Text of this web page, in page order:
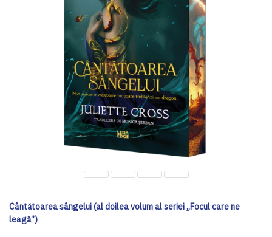
Cântătoarea sângelui (al doilea volum al seriei „Focul care ne
leagă”)